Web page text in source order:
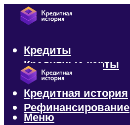
Кредиты
Кредитные карты
Микрозаймы
Кредитная история
Рефинансирование
Меню